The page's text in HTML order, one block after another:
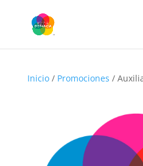
Inicio/ Promociones /